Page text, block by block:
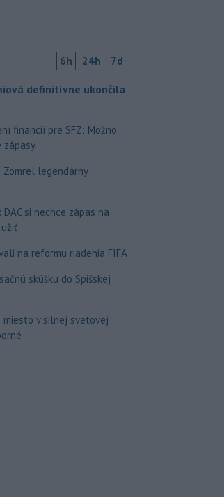
6h 24h 7d
definitívne ukončila
financií pre SFZ: Možno
zápasy
Zomrel legendárny
si nechce zápas na
na reformu riadenia FIFA
skúšku do Spišskej
miesto v silnej svetovej